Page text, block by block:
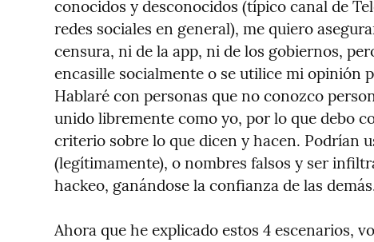
conocidos y desconocidos (típico canal de
redes sociales en general), me quiero
censura, ni de la app, ni de los gobiernos,
encasille socialmente o se utilice mi opinión
Hablaré con personas que no conozco
unido libremente como yo, por lo que debo
criterio sobre lo que dicen y hacen. Podrían
(legítimamente), o nombres falsos y ser
hackeo, ganándose la confianza de las
Ahora que he explicado estos 4 escenarios,